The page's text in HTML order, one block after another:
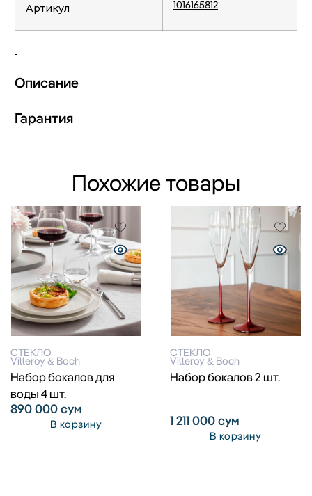
Артикул 1016165812
Описание
Гарантия
Похожие товары
СТЕКЛО
Villeroy & Boch
Набор бокалов для
воды 4 шт.
890 000сум
В корзину
СТЕКЛО
Villeroy & Boch
Набор бокалов 2 шт.
1 211 000сум
В корзину